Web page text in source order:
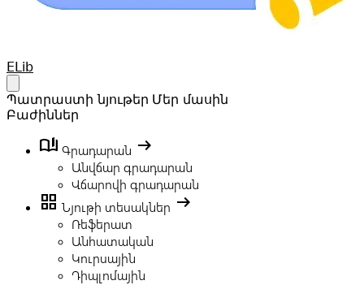
Your Company
ELib
Պատրաստի նյութեր Մեր մասին
Բաժիններ
book_ribbon Գրադարան arrow_right_alt
Անվճար գրադարան
Վճարովի գրադարան
grid_view Նյութի տեսակներ arrow_right_alt
Ռեֆերատ
Անհատական
Կուրսային
Դիպլոմային